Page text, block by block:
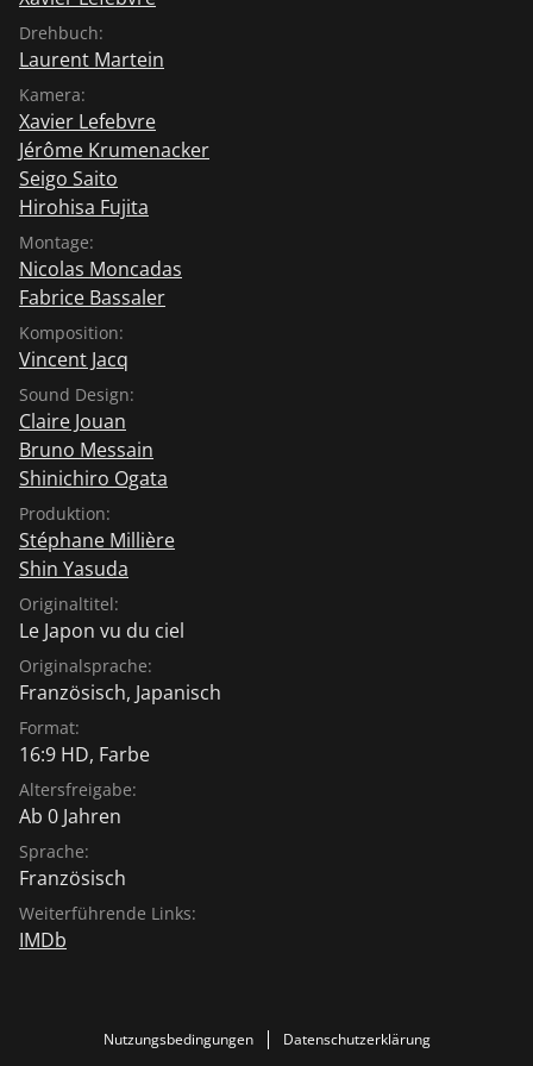
Drehbuch:
Laurent Martein
Kamera:
Xavier Lefebvre
Jérôme Krumenacker
Seigo Saito
Hirohisa Fujita
Montage:
Nicolas Moncadas
Fabrice Bassaler
Komposition:
Vincent Jacq
Sound Design:
Claire Jouan
Bruno Messain
Shinichiro Ogata
Produktion:
Stéphane Millière
Shin Yasuda
Originaltitel:
Le Japon vu du ciel
Originalsprache:
Französisch, Japanisch
Format:
16:9 HD, Farbe
Altersfreigabe:
Ab 0 Jahren
Sprache:
Französisch
Weiterführende Links:
IMDb
Nutzungsbedingungen Datenschutzerklärung